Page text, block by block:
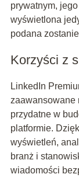
prywatnym,
wyświetlona
podana
Korzyści z
LinkedIn
zaawansowane
przydatne w
platformie.
wyświetleń,
branż i
wiadomości